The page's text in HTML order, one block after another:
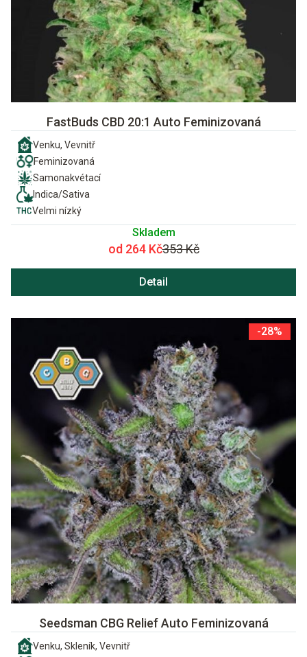
FastBuds CBD 20:1 Auto Feminizovaná
Venku, Vevnitř
Feminizovaná
Samonakvétací
Indica/Sativa
Velmi nízký
Skladem
od 264 Kč353 Kč
Detail
-28%
Seedsman CBG Relief Auto Feminizovaná
Venku, Skleník, Vevnitř